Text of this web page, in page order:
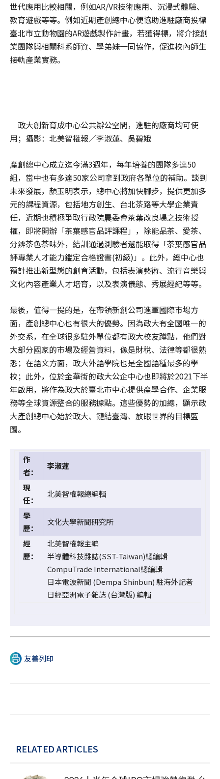
世代應用比較相關，例如AR/VR技術應用、沉浸式體驗、
教育遊戲等等。例如近期產創總中心便協助進駐廠商投標
臺北市立動物園的AR遊戲製作計畫，若獲得標，將介接創
業團隊與相關科系師資、學弟妹一同協作，促進校內師生
接軌產業實務。
政大創新育成中心公共辦公空間，進駐的廠商均可使
用；攝影：北美智權報／李淑蓮、吳碧娥
產創總中心成立迄今滿3週年，每年培養的團隊多達50
組，當中也有多達50家公司拿到政府各單位的補助。談到
未來發展，顏玉明表示，總中心將加快腳步，提供更加多
元的課程資源，包括地方創生、台北茶路等大學企業責
任，近期也積極爭取行政院農委會茶葉改良場之技術授
權，即將開辦「茶葉感官品評課程」，除能品茶、愛茶、
分辨茶色茶味外，結訓通過測驗者還能取得「茶葉感官品
評專業人才能力鑑定合格證書(初級)」。此外，總中心也
預計推出新型態的創育活動，包括表演藝術、流行音樂與
文化內容產業人才培育，以及表演儀態、秀展經紀等等。
最後，值得一提的是，在帶領新創公司進軍國際市場方
面，產創總中心也有很大的優勢。因為政大有全國唯一的
外交系，在全球很多駐外單位都有政大校友蹲點，他們對
大部分國家的市場及經營資料，像是財稅、法律等都很熟
悉；在語文方面，政大外語學院也是全國語種最多的學
校；此外，位於金華街的政大公企中心也即將於2021下半
年啟用，將作為政大於臺北市中心提供產學合作、企業服
務等全球資源整合的服務據點。這些優勢的加總，顯示政
大產創總中心始於政大、鏈結臺灣、放眼世界的目標藍
圖。
作
者：
李淑蓮
現
任：
北美智權報總編輯
學
歷：
文化大學新聞研究所
經
歷：
北美智權報主編
半導體科技雜誌(SST-Taiwan)總編輯
CompuTrade International總編輯
日本電波新聞 (Dempa Shinbun) 駐海外記者
日經亞洲電子雜誌 (台灣版) 編輯
友善列印
RELATED ARTICLES